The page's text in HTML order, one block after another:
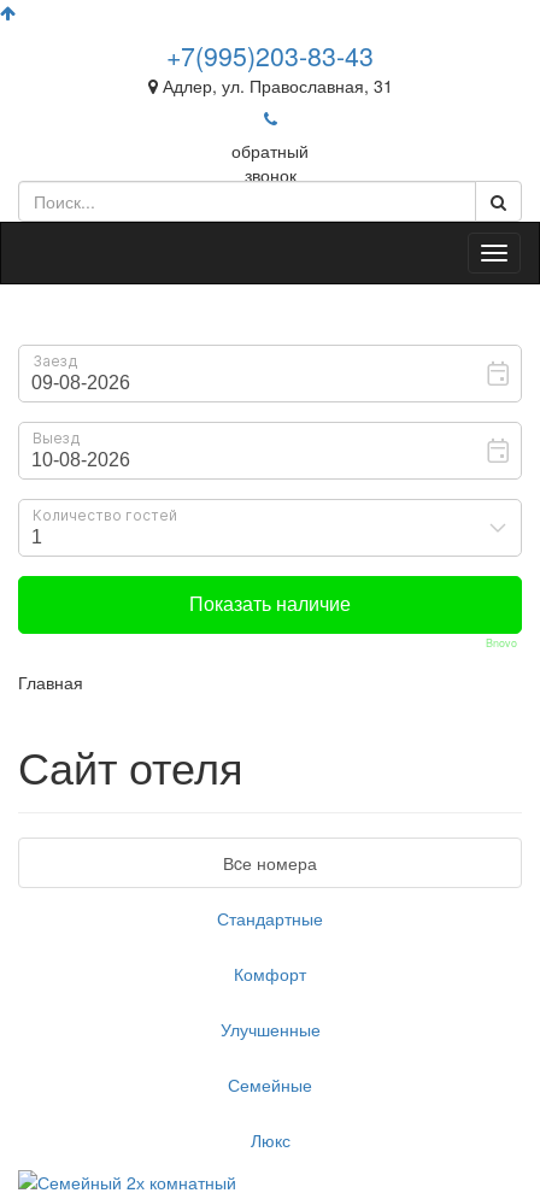
+7(995)203-83-43
Адлер, ул. Православная, 31
обратный
звонок
Bnovo
Главная
Сайт отеля
Вcе номера
Стандартные
Комфорт
Улучшенные
Семейные
Люкс